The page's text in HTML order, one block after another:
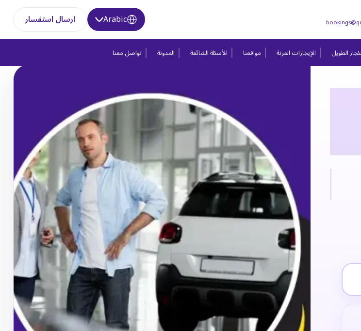
Arabic ارسال استفسار
الطويل الإيجارات المرنة مواقعنا الأسئلة الشائعة المدونة تواصل معنا